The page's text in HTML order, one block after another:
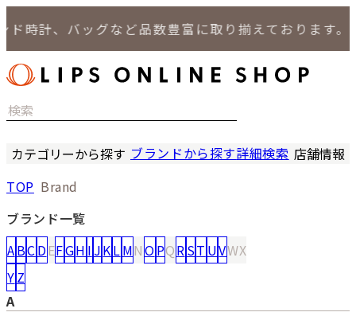
計、バッグなど品数豊富に取り揃えております。
カテゴリーから探す
バッグ
小物
ジュエリー
セール商品
特集
ブランドから探す詳細検索 店舗情報
TOP Brand
ブランド一覧
ABCDEFGH I JKLMNOPQRST UVWX
YZ
A